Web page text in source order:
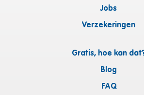
Jobs
Verzekeringen
Gratis, hoe kan
Blog
FAQ